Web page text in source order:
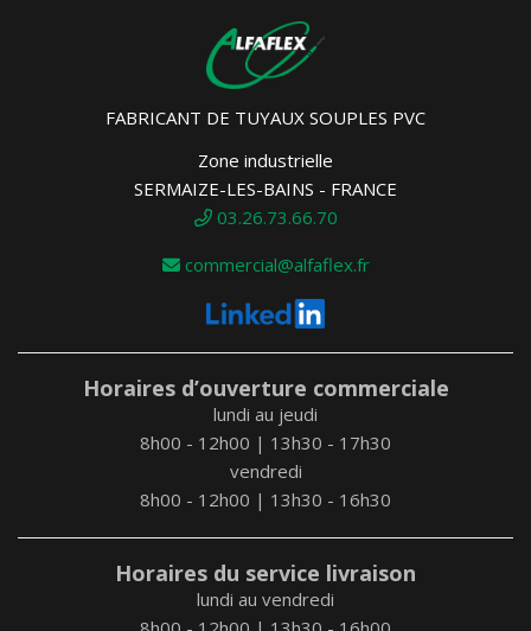
FABRICANT DE TUYAUX SOUPLES PVC
Zone industrielle
SERMAIZE-LES-BAINS - FRANCE
03.26.73.66.70
commercial@alfaflex.fr
Horaires d’ouverture commerciale
lundi au jeudi
8h00 - 12h00 | 13h30 - 17h30
vendredi
8h00 - 12h00 | 13h30 - 16h30
Horaires du service livraison
lundi au vendredi